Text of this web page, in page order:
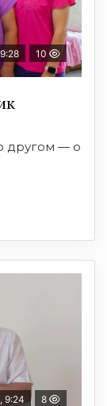
10
другом — о
9:24 8